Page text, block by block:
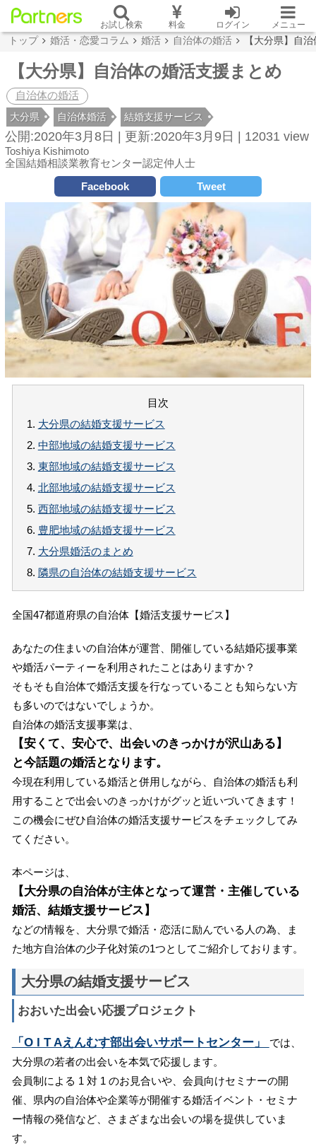
お試し検索 料金 ログイン メニュー
トップ 婚活・恋愛コラム 婚活 自治体の婚活 【大分県】自
【大分県】自治体の婚活支援まとめ
自治体の婚活
大分県 自治体婚活 結婚支援サービス
公開:2020年3月8日 | 更新:2020年3月9日 | 12031 view
Toshiya Kishimoto
全国結婚相談業教育センター認定仲人士
Facebook
Tweet
目次
1. 大分県の結婚支援サービス
2. 中部地域の結婚支援サービス
3. 東部地域の結婚支援サービス
4. 北部地域の結婚支援サービス
5. 西部地域の結婚支援サービス
6. 豊肥地域の結婚支援サービス
7. 大分県婚活のまとめ
8. 隣県の自治体の結婚支援サービス
全国47都道府県の自治体【婚活支援サービス】
あなたの住まいの自治体が運営、開催している結婚応援事業
や婚活パーティーを利用されたことはありますか？
そもそも自治体で婚活支援を行なっていることも知らない方
も多いのではないでしょうか。
自治体の婚活支援事業は、
【安くて、安心で、出会いのきっかけが沢山ある】
と今話題の婚活となります。
今現在利用している婚活と併用しながら、自治体の婚活も利
用することで出会いのきっかけがグッと近いづいてきます！
この機会にぜひ自治体の婚活支援サービスをチェックしてみ
てください。
本ページは、
【大分県の自治体が主体となって運営・主催している
婚活、結婚支援サービス】
などの情報を、大分県で婚活・恋活に励んでいる人の為、ま
た地方自治体の少子化対策の1つとしてご紹介しております。
大分県の結婚支援サービス
おおいた出会い応援プロジェクト
「O I T Aえんむす部出会いサポートセンター」
では、
大分県の若者の出会いを本気で応援します。
会員制による 1 対 1 のお見合いや、会員向けセミナーの開
催、県内の自治体や企業等が開催する婚活イベント・セミナ
ー情報の発信など、さまざまな出会いの場を提供していま
す。